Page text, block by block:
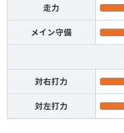
走力
メイン守備
対右打力
対左打力